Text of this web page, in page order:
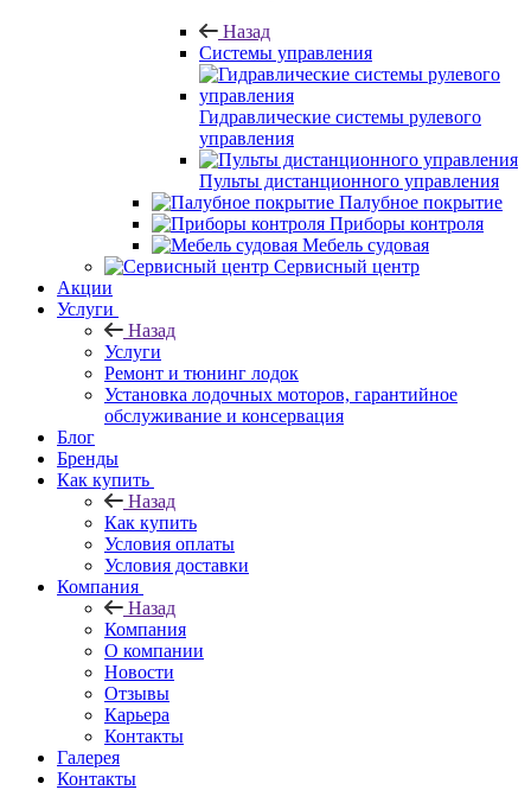
Назад
Системы управления
Гидравлические системы рулевого
управления
Пульты дистанционного управления
Палубное покрытие
Приборы контроля
Мебель судовая
Сервисный центр
Акции
Услуги
Назад
Услуги
Ремонт и тюнинг лодок
Установка лодочных моторов, гарантийное
обслуживание и консервация
Блог
Бренды
Как купить
Назад
Как купить
Условия оплаты
Условия доставки
Компания
Назад
Компания
О компании
Новости
Отзывы
Карьера
Контакты
Галерея
Контакты